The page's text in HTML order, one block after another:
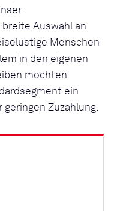
Auswahl an
Menschen
in den eigenen
möchten.
ein
Zuzahlung.